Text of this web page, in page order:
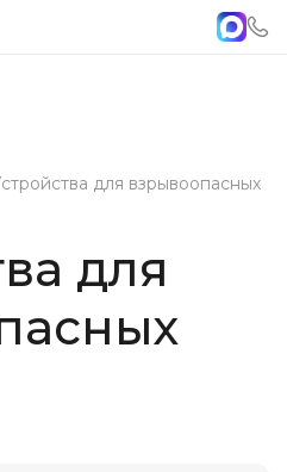
для взрывоопасных
для